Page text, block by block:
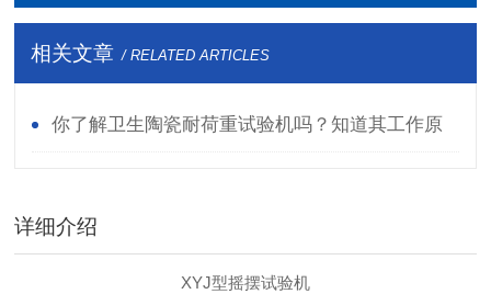
相关文章 / RELATED ARTICLES
你了解卫生陶瓷耐荷重试验机吗？知道其工作原
详细介绍
XYJ型摇摆试验机